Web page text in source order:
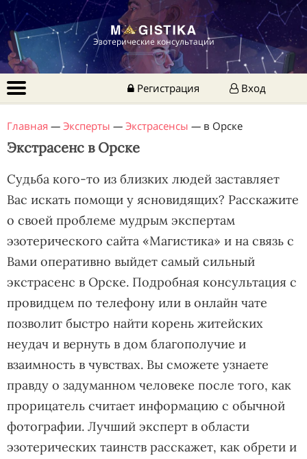
Эзотерические консультации
Регистрация Вход
Главная — Эксперты — Экстрасенсы — в Орске
Экстрасенс в Орске
Судьба кого-то из близких людей заставляет
Вас искать помощи у ясновидящих? Расскажите
о своей проблеме мудрым экспертам
эзотерического сайта «Магистика» и на связь с
Вами оперативно выйдет самый сильный
экстрасенс в Орске. Подробная консультация с
провидцем по телефону или в онлайн чате
позволит быстро найти корень житейских
неудач и вернуть в дом благополучие и
взаимность в чувствах. Вы сможете узнаете
правду о задуманном человеке после того, как
прорицатель считает информацию с обычной
фотографии. Лучший эксперт в области
эзотерических таинств расскажет, как обрети и